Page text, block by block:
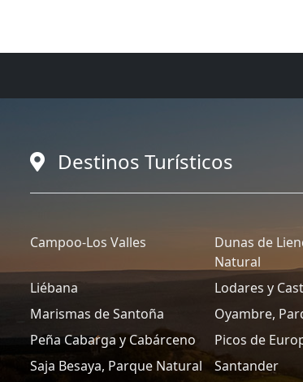
Destinos Turísticos
Campoo-Los Valles
Dunas de
Natural
Liébana
Lodares y
Marismas de Santoña
Oyambre,
Peña Cabarga y Cabárceno
Picos de
Saja Besaya, Parque Natural
Santander